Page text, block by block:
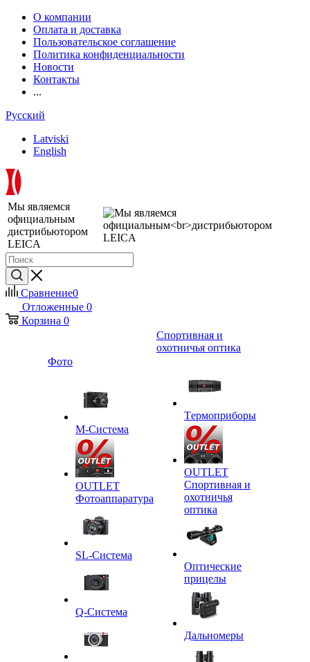
О компании
Оплата и доставка
Пользовательское соглашение
Политика конфиденциальности
Новости
Контакты
...
Русский
Latviski
English
Мы являемся
официальным
дистрибьютором
LEICA
Сравнение0
Отложенные 0
Корзина 0
Фото
M-Система
OUTLET
Фотоаппаратура
SL-Система
Q-Cистема
Спортивная и
охотничья оптика
Tермоприборы
OUTLET
Спортивная и
охотничья
оптика
Оптические
прицелы
Дальномеры